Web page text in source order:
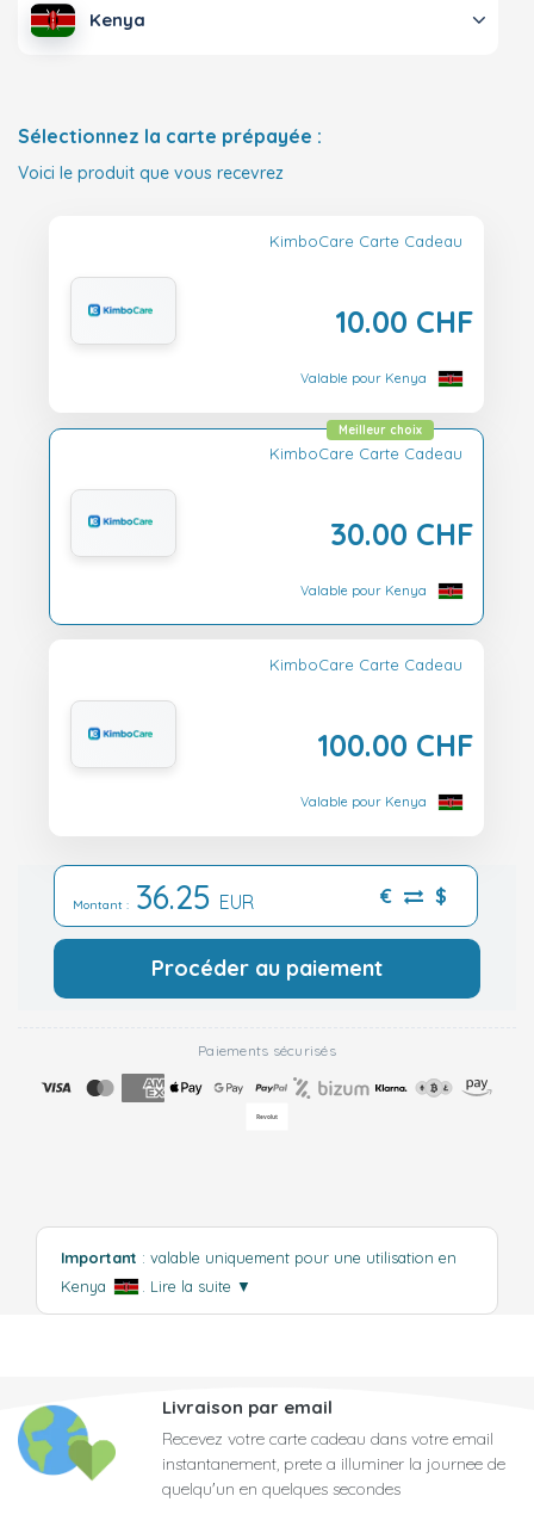
Kenya
Sélectionnez la carte prépayée :
Voici le produit que vous recevrez
KimboCare Carte Cadeau
10.00 CHF
Valable pour Kenya
KimboCare Carte Cadeau
30.00 CHF
Meilleur choix
Valable pour Kenya
KimboCare Carte Cadeau
100.00 CHF
Valable pour Kenya
Montant : 36.25 EUR € $
Procéder au paiement
Paiements sécurisés
Important : valable uniquement pour une utilisation en
Kenya
Lire la suite ▼
Livraison par email
Recevez votre carte cadeau dans votre email
instantanement, prete a illuminer la journee de
quelqu'un en quelques secondes